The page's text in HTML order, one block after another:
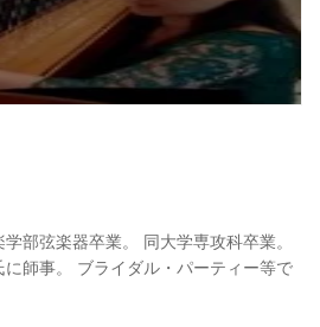
部弦楽器卒業。 同大学専攻科卒業。
師事。 ブライダル・パーティー等で